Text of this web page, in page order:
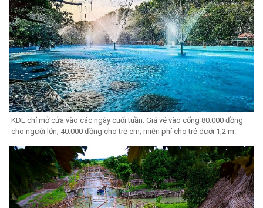
KDL chỉ mở cửa vào các ngày cuối tuần. Giá vé vào cổng 80.000 đồng
cho người lớn; 40.000 đồng cho trẻ em; miễn phí cho trẻ dưới 1,2 m.